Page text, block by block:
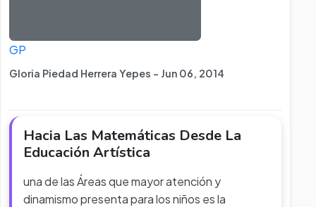
GP
Gloria Piedad Herrera Yepes - Jun 06, 2014
Hacia Las Matemáticas Desde La
Educación Artística
una de las Áreas que mayor atención y
dinamismo presenta para los niños es la